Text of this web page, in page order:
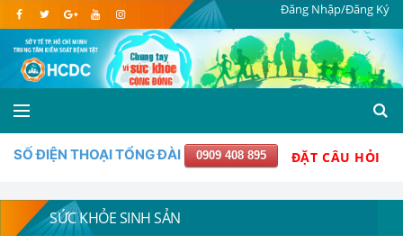
Đăng Nhập/Đăng Ký
SỐ ĐIỆN THOẠI TỔNG ĐÀI 0909 408 895 ĐẶT CÂU HỎI
SỨC KHỎE SINH SẢN